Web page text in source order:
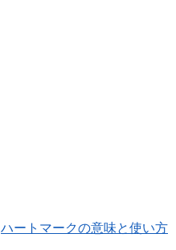
ハートマークの意味と使い方